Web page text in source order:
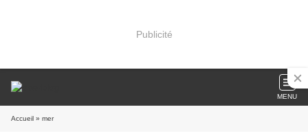
Publicité
MENU
Accueil » mer